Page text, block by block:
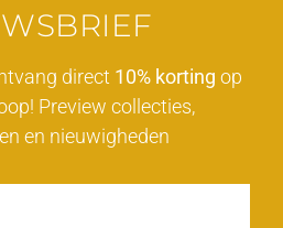
direct 10% korting op
Preview collecties,
en nieuwigheden